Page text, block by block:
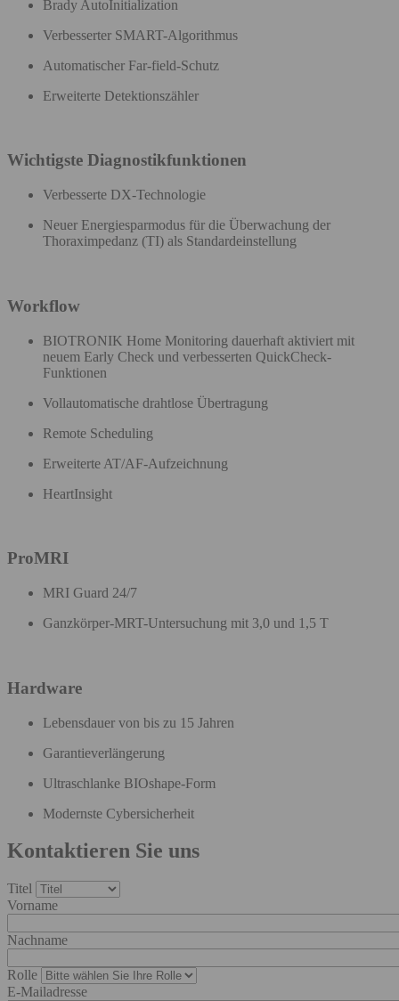
Brady AutoInitialization​
Verbesserter SMART-Algorithmus
Automatischer Far-field-Schutz
Erweiterte Detektionszähler
Wichtigste Diagnostikfunktionen
Verbesserte DX-Technologie ​
Neuer Energiesparmodus für die Überwachung der
Thoraximpedanz (TI) als Standardeinstellung​
Workflow
BIOTRONIK Home Monitoring dauerhaft aktiviert mit
neuem Early Check und verbesserten QuickCheck-
Funktionen
Vollautomatische drahtlose Übertragung ​
Remote Scheduling​
Erweiterte AT/AF-Aufzeichnung
HeartInsight​
ProMRI
MRI Guard 24/7​
Ganzkörper-MRT-Untersuchung mit 3,0 und 1,5 T
Hardware
Lebensdauer von bis zu 15 Jahren
Garantieverlängerung
Ultraschlanke BIOshape​-Form
Modernste Cybersicherheit
Kontaktieren Sie uns
Titel
Vorname
Nachname
Rolle
E-Mailadresse